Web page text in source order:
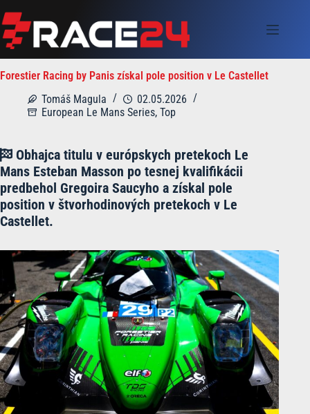
to
content
Forestier Racing by Panis získal pole position v Le Castellet
Tomáš Magula
02.05.2026
European Le Mans Series, Top
Obhajca titulu v európskych pretekoch Le
Mans Esteban Masson po tesnej kvalifikácii
predbehol Gregoira Saucyho a získal pole
position v štvorhodinových pretekoch v Le
Castellet.